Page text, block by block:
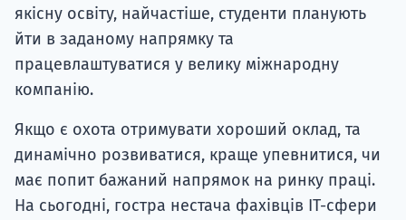
якісну освіту, найчастіше, студенти планують
йти в заданому напрямку та
працевлаштуватися у велику міжнародну
компанію.
Якщо є охота отримувати хороший оклад, та
динамічно розвиватися, краще упевнитися, чи
має попит бажаний напрямок на ринку праці.
На сьогодні, гостра нестача фахівців ІТ-сфери